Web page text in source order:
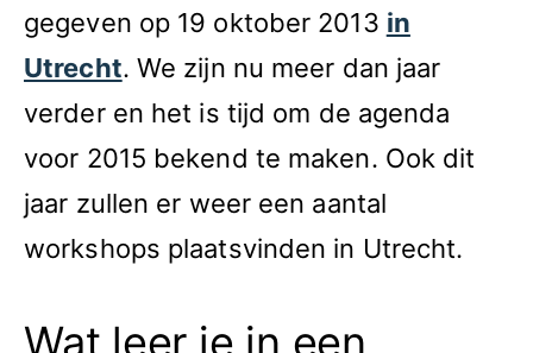
gegeven op 19 oktober 2013 in
Utrecht. We zijn nu meer dan jaar
verder en het is tijd om de agenda
voor 2015 bekend te maken. Ook dit
jaar zullen er weer een aantal
workshops plaatsvinden in Utrecht.
Wat leer je in een